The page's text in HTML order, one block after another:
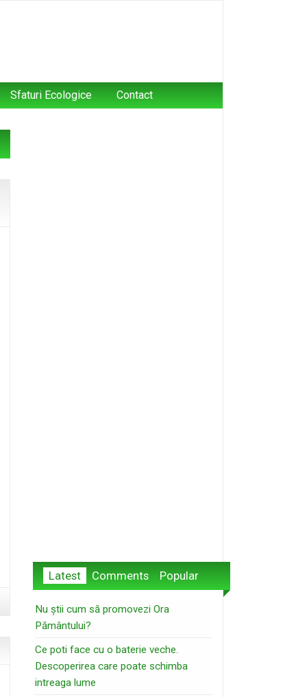
Sfaturi Ecologice Contact
Latest Comments Popular
Nu știi cum să promovezi Ora
Pământului?
Ce poti face cu o baterie veche.
Descoperirea care poate schimba
intreaga lume